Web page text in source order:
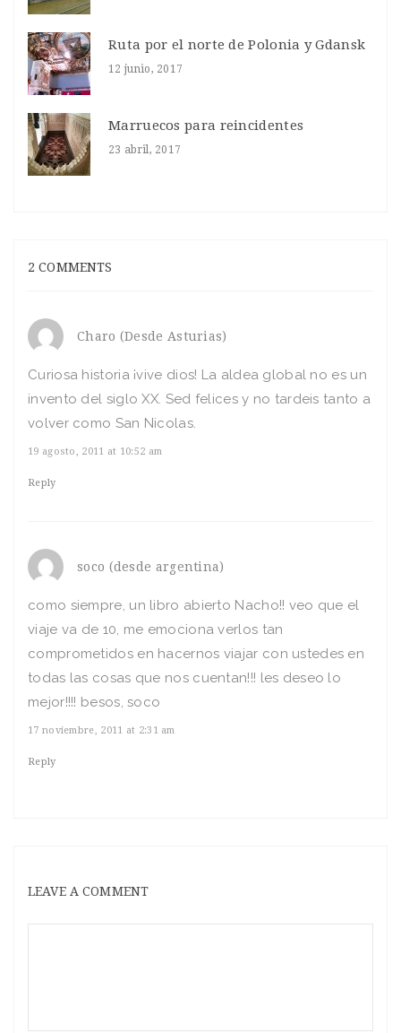
Ruta por el norte de Polonia y Gdansk
12 junio, 2017
Marruecos para reincidentes
23 abril, 2017
2 COMMENTS
Charo (Desde Asturias)
Curiosa historia ¡vive dios! La aldea global no es un
invento del siglo XX. Sed felices y no tardeis tanto a
volver como San Nicolas.
19 agosto, 2011 at 10:52 am
Reply
soco (desde argentina)
como siempre, un libro abierto Nacho!! veo que el
viaje va de 10, me emociona verlos tan
comprometidos en hacernos viajar con ustedes en
todas las cosas que nos cuentan!!! les deseo lo
mejor!!!! besos, soco
17 noviembre, 2011 at 2:31 am
Reply
LEAVE A COMMENT